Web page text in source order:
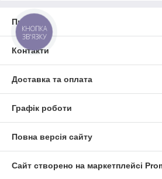
Про нас
Контакти
Доставка та оплата
Графік роботи
Повна версія сайту
Сайт створено на маркетплейсі
КНОПКА
ЗВ'ЯЗКУ